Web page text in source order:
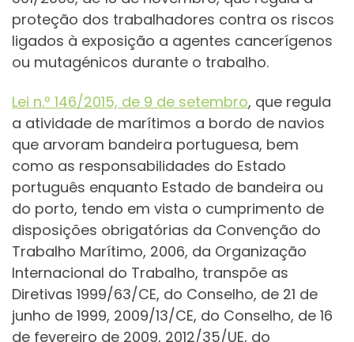
proteção dos trabalhadores contra os riscos
ligados à exposição a agentes cancerígenos
ou mutagénicos durante o trabalho.
Lei n.º 146/2015, de 9 de setembro, que regula
a atividade de marítimos a bordo de navios
que arvoram bandeira portuguesa, bem
como as responsabilidades do Estado
português enquanto Estado de bandeira ou
do porto, tendo em vista o cumprimento de
disposições obrigatórias da Convenção do
Trabalho Marítimo, 2006, da Organização
Internacional do Trabalho, transpõe as
Diretivas 1999/63/CE, do Conselho, de 21 de
junho de 1999, 2009/13/CE, do Conselho, de 16
de fevereiro de 2009, 2012/35/UE, do